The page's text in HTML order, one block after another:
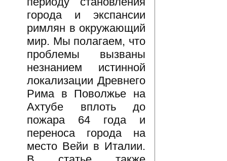
города и экспансии
римлян в окружающий
мир. Мы полагаем, что
проблемы вызваны
незнанием истинной
локализации Древнего
Рима в Поволжье на
Ахтубе вплоть до
пожара 64 года и
переноса города на
место Вейи в Италии.